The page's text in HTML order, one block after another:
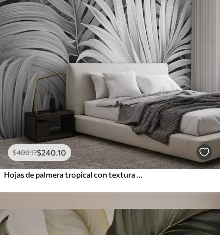
$400.17$240 .10